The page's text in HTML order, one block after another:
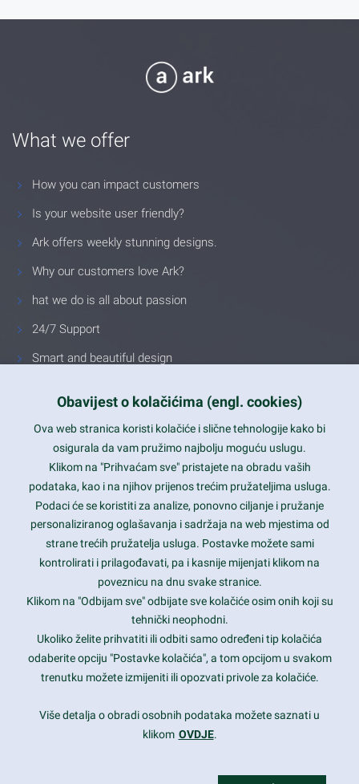
What we offer
How you can impact customers
Is your website user friendly?
Ark offers weekly stunning designs.
Why our customers love Ark?
hat we do is all about passion
24/7 Support
Smart and beautiful design
Latest trends and much more...
Contact Info
1600 Amphitheatre Parkway, Mountain View, CA 94043
prothemes.net@gmail.com
Daily: 9:00 am - 6:00 pm
Sunday: Closed
Copyright 2017FRESHFACE© All Rights Reserved
Obavijest o kolačićima (engl. cookies)
Ova web stranica koristi kolačiće i slične tehnologije kako bi
osigurala da vam pružimo najbolju moguću uslugu.
Klikom na "Prihvaćam sve" pristajete na obradu vaših
podataka, kao i na njihov prijenos trećim pružateljima usluga.
Podaci će se koristiti za analize, ponovno ciljanje i pružanje
personaliziranog oglašavanja i sadržaja na web mjestima od
strane trećih pružatelja usluga. Postavke možete sami
kontrolirati i prilagođavati, pa i kasnije mijenjati klikom na
poveznicu na dnu svake stranice.
Klikom na "Odbijam sve" odbijate sve kolačiće osim onih koji su
tehnički neophodni.
Ukoliko želite prihvatiti ili odbiti samo određeni tip kolačića
odaberite opciju "Postavke kolačića", a tom opcijom u svakom
trenutku možete izmijeniti ili opozvati privole za kolačiće.
Više detalja o obradi osobnih podataka možete saznati u
klikom OVDJE.